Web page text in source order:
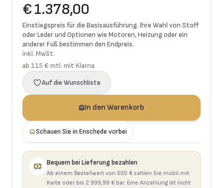
€ 1.378,00
Einstiegspreis für die Basisausführung. Ihre Wahl von Stoff
oder Leder und Optionen wie Motoren, Heizung oder ein
anderer Fuß bestimmen den Endpreis.
inkl. MwSt.
ab 115 € mtl. mit Klarna
Auf die Wunschliste
In den Warenkorb
Schauen Sie in Enschede vorbei
Bequem bei Lieferung bezahlen
Ab einem Bestellwert von 500 € zahlen Sie mobil mit
Karte oder bis 2.999,99 € bar. Eine Anzahlung ist nicht